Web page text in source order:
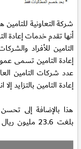
شركة التعاونية
أنها تقدم خدمات إعادة
التامين للأفراد
إعادة التامين تسمى
عدد شركات التامين
إعادة التامين
هذا بالإضافة إلى تحسن
بلغت 23.6